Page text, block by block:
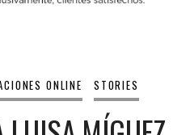
ONLINE STORIES